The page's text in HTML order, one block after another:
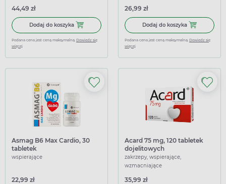
44,49 zł
Dodaj do koszyka Dodaj do koszyka Naturell Koenzym Q10 100, 30 kapsułek
Podana cena jest ceną maksymalną. Dowiedz się
więcej
26,99 zł
Dodaj do koszyka Dodaj do
Podana cena jest ceną maksymalną. Dowiedz się
więcej
Asmag B6 Max Cardio, 30
tabletek
wspierające
22,99 zł
Acard 75 mg, 120 tabletek
dojelitowych
zakrzepy, wspierające,
wzmacniające
35,99 zł